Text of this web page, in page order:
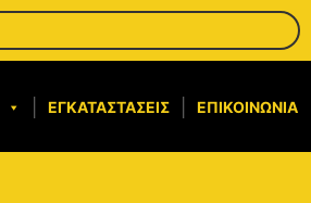
ΕΓΚΑΤΑΣΤΆΣΕΙΣ ΕΠΙΚΟΙΝΩΝΊΑ